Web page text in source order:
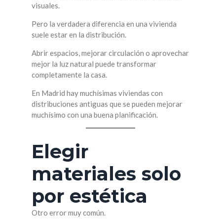
visuales.
Pero la verdadera diferencia en una vivienda
suele estar en la distribución.
Abrir espacios, mejorar circulación o aprovechar
mejor la luz natural puede transformar
completamente la casa.
En Madrid hay muchísimas viviendas con
distribuciones antiguas que se pueden mejorar
muchísimo con una buena planificación.
Elegir
materiales solo
por estética
Otro error muy común.